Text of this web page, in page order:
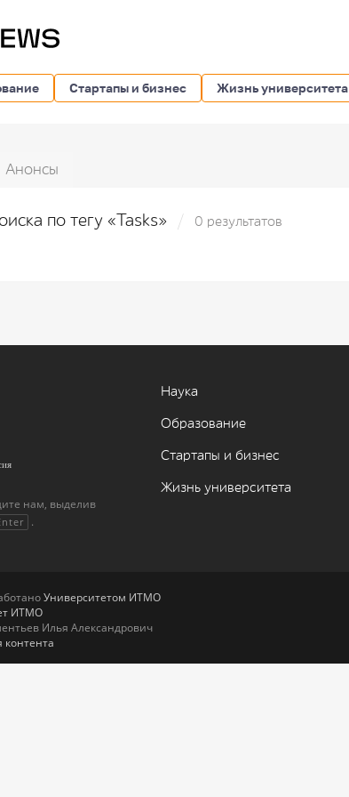
Стартапы и бизнес Жизнь университета
Анонсы
по тегу «Tasks» 0 результатов
нам, выделив
.
Наука
Образование
Стартапы и бизнес
Жизнь университета
Университетом ИТМО
ИТМО
Илья Александрович
контента